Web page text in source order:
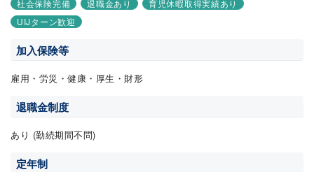
社会保険完備 退職金あり
育児休暇取得実績あり
UIJターン歓迎
加入保険等
雇用・労災・健康・厚生・財形
退職金制度
あり (勤続期間不問)
定年制